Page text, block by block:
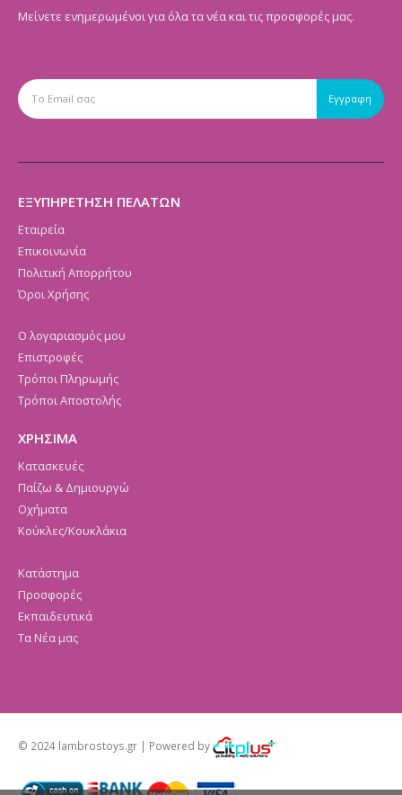
Μείνετε ενημερωμένοι για όλα τα νέα και τις προσφορές μας.
ΕΞΥΠΗΡΕΤΗΣΗ ΠΕΛΑΤΩΝ
Εταιρεία
Επικοινωνία
Πολιτική Απορρήτου
Όροι Χρήσης
Ο λογαριασμός μου
Επιστροφές
Τρόποι Πληρωμής
Τρόποι Αποστολής
ΧΡΗΣΙΜΑ
Κατασκευές
Παίζω & Δημιουργώ
Οχήματα
Κούκλες/Κουκλάκια
Κατάστημα
Προσφορές
Εκπαιδευτικά
Τα Νέα μας
© 2024 lambrostoys.gr | Powered by